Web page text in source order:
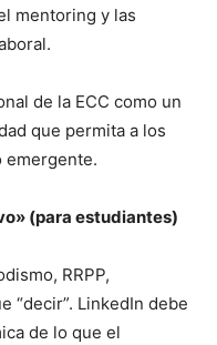
mentoring y las
de la ECC como un
que permita a los
emergente.
(para estudiantes)
RRPP,
“decir”. LinkedIn debe
de lo que el